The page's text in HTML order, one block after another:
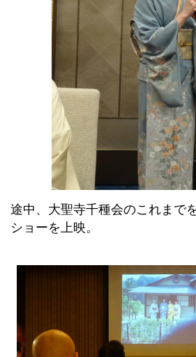
途中、大聖寺千種会のこれまで
ショーを上映。